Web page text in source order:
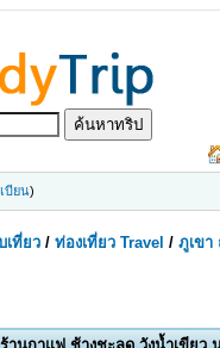
บียน)
เที่ยว /ท่องเที่ยว Travel /ภูเขา